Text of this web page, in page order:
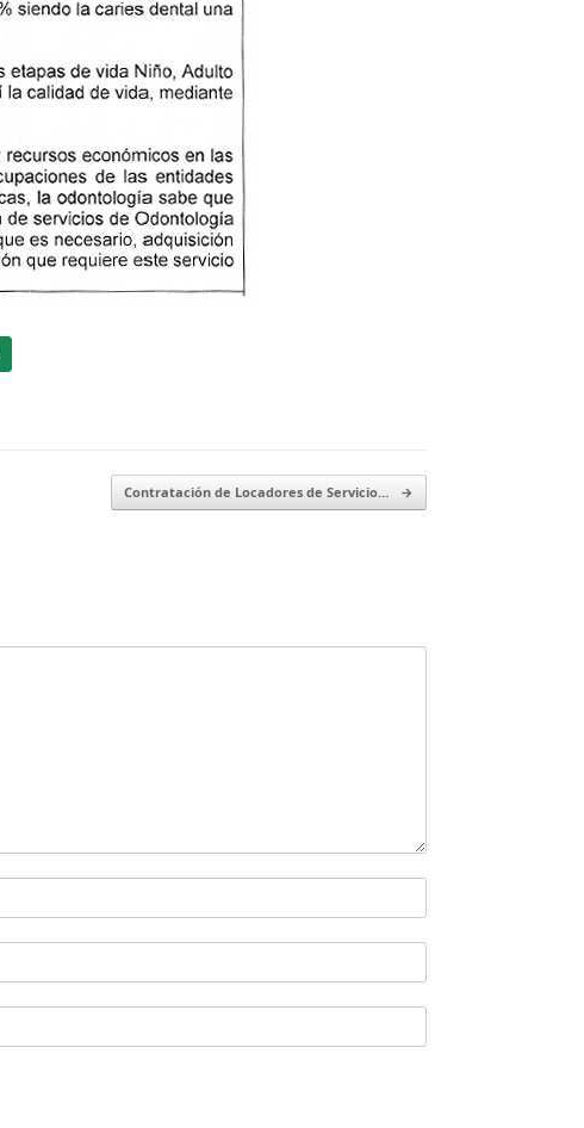
Contratación de Locadores de Servicio… →